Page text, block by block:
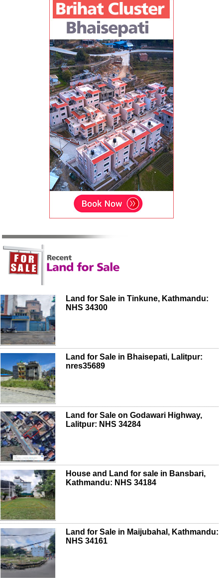
Land for Sale in Tinkune, Kathmandu:
NHS 34300
Land for Sale in Bhaisepati, Lalitpur:
nres35689
Land for Sale on Godawari Highway,
Lalitpur: NHS 34284
House and Land for sale in Bansbari,
Kathmandu: NHS 34184
Land for Sale in Maijubahal, Kathmandu:
NHS 34161